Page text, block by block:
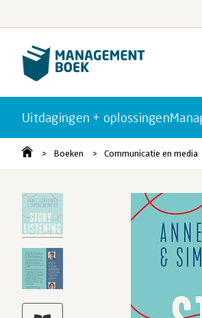
Uitdagingen + oplossingen
Boeken Communicatie en media